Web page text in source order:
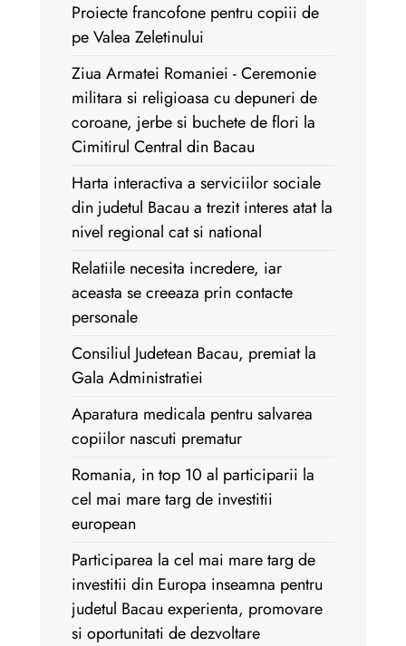
Proiecte francofone pentru copiii de
pe Valea Zeletinului
Ziua Armatei Romaniei - Ceremonie
militara si religioasa cu depuneri de
coroane, jerbe si buchete de flori la
Cimitirul Central din Bacau
Harta interactiva a serviciilor sociale
din judetul Bacau a trezit interes atat la
nivel regional cat si national
Relatiile necesita incredere, iar
aceasta se creeaza prin contacte
personale
Consiliul Judetean Bacau, premiat la
Gala Administratiei
Aparatura medicala pentru salvarea
copiilor nascuti prematur
Romania, in top 10 al participarii la
cel mai mare targ de investitii
european
Participarea la cel mai mare targ de
investitii din Europa inseamna pentru
judetul Bacau experienta, promovare
si oportunitati de dezvoltare